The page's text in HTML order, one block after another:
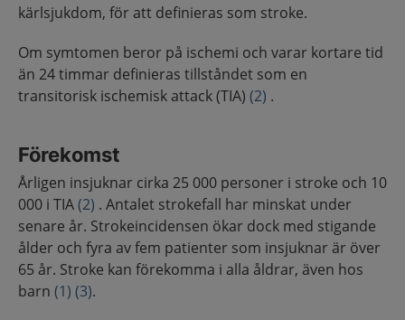
kärlsjukdom, för att definieras som stroke.
Om symtomen beror på ischemi och varar kortare tid
än 24 timmar definieras tillståndet som en
transitorisk ischemisk attack (TIA) (2) .
Förekomst
Årligen insjuknar cirka 25 000 personer i stroke och 10
000 i TIA(2) . Antalet strokefall har minskat under
senare år. Strokeincidensen ökar dock med stigande
ålder och fyra av fem patienter som insjuknar är över
65 år. Stroke kan förekomma i alla åldrar, även hos
barn (1) (3).